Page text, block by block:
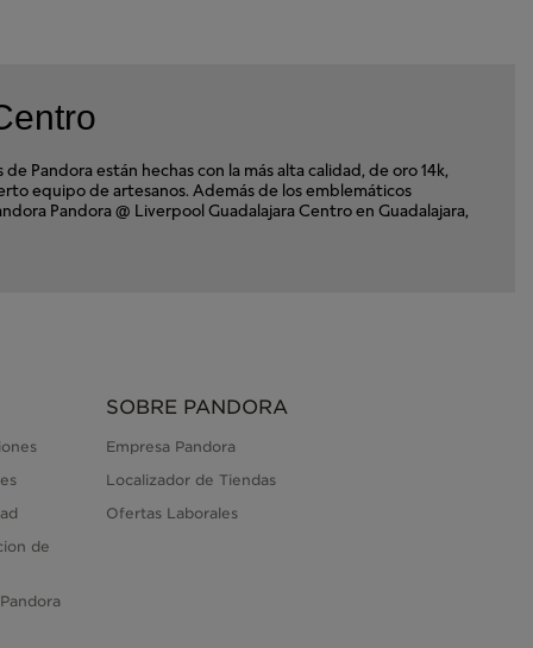
Pandora están hechas con la más alta calidad, de oro 14k,
equipo de artesanos. Además de los emblemáticos
Pandora @ Liverpool Guadalajara Centro en Guadalajara,
de
SOBRE PANDORA
Empresa Pandora
Localizador de Tiendas
Ofertas Laborales